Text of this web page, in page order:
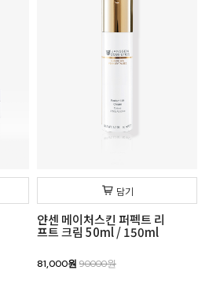
담기
얀센 메이처스킨 퍼펙트 리
프트 크림 50ml / 150ml
81,000원 90000원